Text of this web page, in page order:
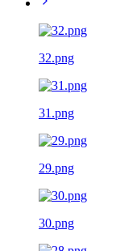
32.png
31.png
29.png
30.png